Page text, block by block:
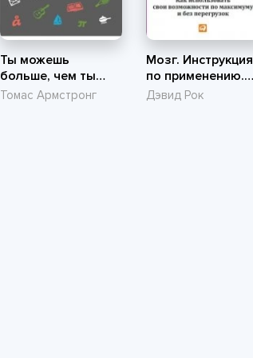
Ты можешь
больше, чем ты
думаешь
Томас Армстронг
Мозг. Инструкция
по применению.
Как использовать
Дэвид Рок